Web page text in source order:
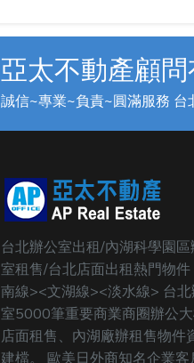
亞太不動產顧
誠信~專業~負責~圓滿服務
台北辦公室出租/內湖科學園區
室租售/台北店面出租熱門物件
南線><文湖線><淡水線> 台北
室5000筆重要商業商圈辦公大
店面租售、內湖廠辦租售物件
建檔。 歐美日外商知名企業客